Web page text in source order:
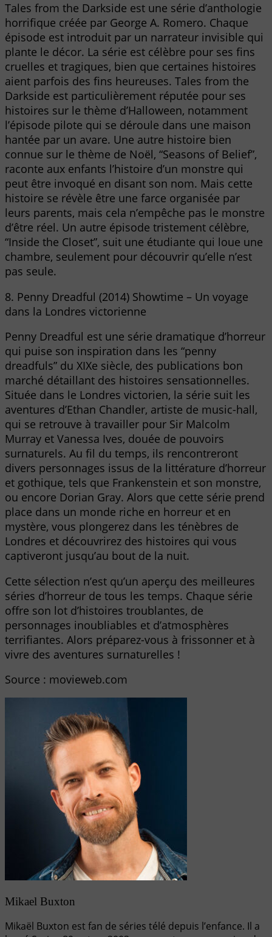
Tales from the Darkside est une série d’anthologie
horrifique créée par George A. Romero. Chaque
épisode est introduit par un narrateur invisible qui
plante le décor. La série est célèbre pour ses fins
cruelles et tragiques, bien que certaines histoires
aient parfois des fins heureuses. Tales from the
Darkside est particulièrement réputée pour ses
histoires sur le thème d’Halloween, notamment
l’épisode pilote qui se déroule dans une maison
hantée par un avare. Une autre histoire bien
connue sur le thème de Noël, “Seasons of Belief”,
raconte aux enfants l’histoire d’un monstre qui
peut être invoqué en disant son nom. Mais cette
histoire se révèle être une farce organisée par
leurs parents, mais cela n’empêche pas le monstre
d’être réel. Un autre épisode tristement célèbre,
“Inside the Closet”, suit une étudiante qui loue une
chambre, seulement pour découvrir qu’elle n’est
pas seule.
8. Penny Dreadful (2014) Showtime – Un voyage
dans la Londres victorienne
Penny Dreadful est une série dramatique d’horreur
qui puise son inspiration dans les “penny
dreadfuls” du XIXe siècle, des publications bon
marché détaillant des histoires sensationnelles.
Située dans le Londres victorien, la série suit les
aventures d’Ethan Chandler, artiste de music-hall,
qui se retrouve à travailler pour Sir Malcolm
Murray et Vanessa Ives, douée de pouvoirs
surnaturels. Au fil du temps, ils rencontreront
divers personnages issus de la littérature d’horreur
et gothique, tels que Frankenstein et son monstre,
ou encore Dorian Gray. Alors que cette série prend
place dans un monde riche en horreur et en
mystère, vous plongerez dans les ténèbres de
Londres et découvrirez des histoires qui vous
captiveront jusqu’au bout de la nuit.
Cette sélection n’est qu’un aperçu des meilleures
séries d’horreur de tous les temps. Chaque série
offre son lot d’histoires troublantes, de
personnages inoubliables et d’atmosphères
terrifiantes. Alors préparez-vous à frissonner et à
vivre des aventures surnaturelles !
Source : movieweb.com
Mikael Buxton
Mikaël Buxton est fan de séries télé depuis l’enfance. Il a